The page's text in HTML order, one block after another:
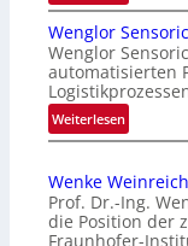
N
e
u
e
R
i
s
k
e
n
Wenglor
Wenglor
automatisierten
Weiterlesen:
W
n
g
l
Wenke
Prof. Dr.-Ing.
die Position der
Fraunhofer-